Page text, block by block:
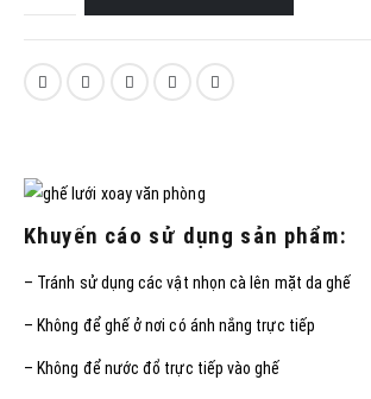
Khuyến cáo sử dụng sản phẩm:
– Tránh sử dụng các vật nhọn cà lên mặt da ghế
– Không để ghế ở nơi có ánh nắng trực tiếp
– Không để nước đổ trực tiếp vào ghế